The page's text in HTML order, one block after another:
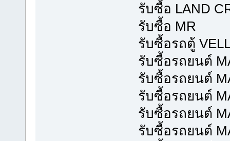
รับซื้อ LAND
รับซื้อ MR
รับซื้อรถตู้
รับซื้อรถยนต์
รับซื้อรถยนต์
รับซื้อรถยนต์
รับซื้อรถยนต์
รับซื้อรถยนต์